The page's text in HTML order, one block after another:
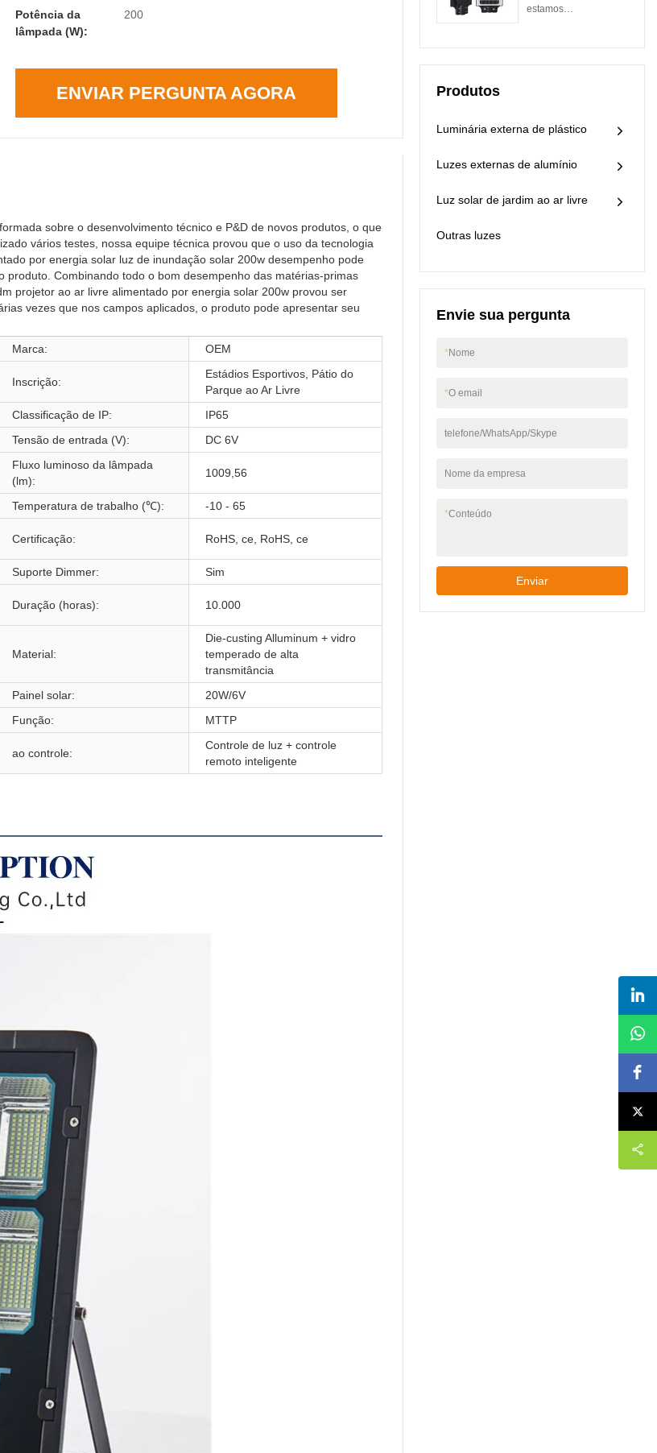
Potência da
lâmpada (W):
200
ENVIAR PERGUNTA AGORA
sobre o desenvolvimento técnico e P&D de novos produtos, o que
vários testes, nossa equipe técnica provou que o uso da tecnologia
por energia solar luz de inundação solar 200w desempenho pode
Combinando todo o bom desempenho das matérias-primas
projetor ao ar livre alimentado por energia solar 200w provou ser
vezes que nos campos aplicados, o produto pode apresentar seu
Marca: OEM
Inscrição:
Estádios Esportivos, Pátio do
Parque ao Ar Livre
Classificação de IP:
IP65
Tensão de entrada (V):
DC 6V
Fluxo luminoso da lâmpada
(lm):
1009,56
Temperatura de trabalho (℃):
-10 - 65
Certificação: RoHS, ce, RoHS, ce
Suporte Dimmer:
Sim
Duração (horas): 10.000
Material:
Die-custing Alluminum + vidro
temperado de alta
transmitância
Painel solar:
20W/6V
Função: MTTP
ao controle:
Controle de luz + controle
remoto inteligente
alguns dos mais
da VIDADECOR.
.Asseguramos que
profissional.
Prova D'Água IP65
Poste Solar Solar
estamos
melhorou muito. Tem
e agora pode ser
campo(s) de Outras
Produtos
Luminária externa de plástico
Luzes externas de alumínio
Luz solar de jardim ao ar livre
Outras luzes
Envie sua pergunta
*Nome
*O email
telefone/WhatsApp/Skype
Nome da empresa
*Conteúdo
Enviar